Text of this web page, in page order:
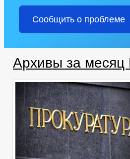
Сообщить о проблеме
Архивы за